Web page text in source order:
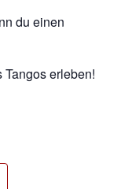
du einen
erleben!